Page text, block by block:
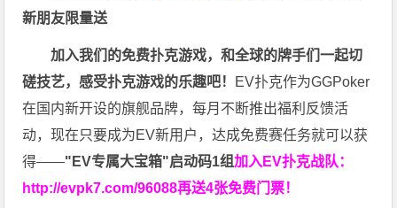
新朋友限量送
加入我们的免费扑克游戏，和全球的牌手们一起切
磋技艺，感受扑克游戏的乐趣吧！ EV扑克作为GGPoker
在国内新开设的旗舰品牌，每月不断推出福利反馈活
动，现在只要成为EV新用户，达成免费赛任务就可以获
得——"EV专属大宝箱"启动码1组加入EV扑克战队：
http://evpk7.com/96088再送4张免费门票！